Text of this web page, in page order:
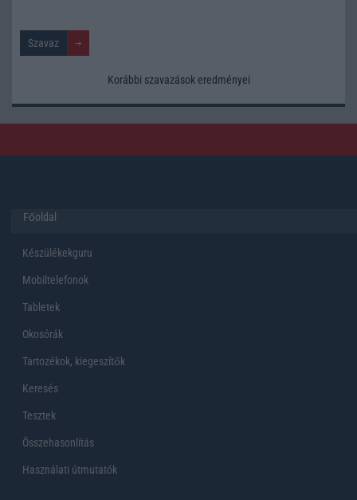
Korábbi szavazások eredményei
Főoldal
Készülékekguru
Mobiltelefonok
Tabletek
Okosórák
Tartozékok, kiegeszítők
Keresés
Tesztek
Összehasonlítás
Használati útmutatók